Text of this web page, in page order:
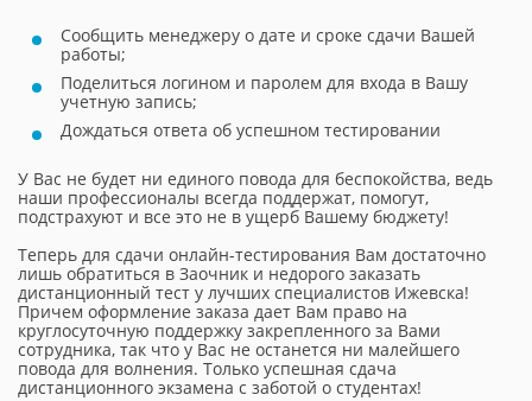
Сообщить менеджеру о дате и сроке сдачи Вашей
работы;
Поделиться логином и паролем для входа в Вашу
учетную запись;
Дождаться ответа об успешном тестировании
У Вас не будет ни единого повода для беспокойства, ведь
наши профессионалы всегда поддержат, помогут,
подстрахуют и все это не в ущерб Вашему бюджету!
Теперь для сдачи онлайн-тестирования Вам достаточно
лишь обратиться в Заочник и недорого заказать
дистанционный тест у лучших специалистов Ижевска!
Причем оформление заказа дает Вам право на
круглосуточную поддержку закрепленного за Вами
сотрудника, так что у Вас не останется ни малейшего
повода для волнения. Только успешная сдача
дистанционного экзамена с заботой о студентах!